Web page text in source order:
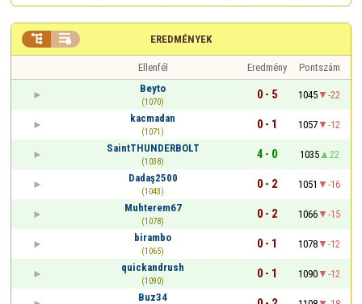
EREDMÉNYEK
 
Ellenfél Eredmény
Pontszám
Beyto
(1070)
0 - 5 1045
-22
kacmadan
(1071)
0 - 1 1057
-12
SaintTHUNDERBOLT
(1038)
4 - 0 1035
22
Dadaş2500
(1043)
0 - 2 1051
-16
Muhterem67
(1078)
0 - 2 1066
-15
birambo
(1065)
0 - 1 1078
-12
quickandrush
(1090)
0 - 1 1090
-12
Buz34